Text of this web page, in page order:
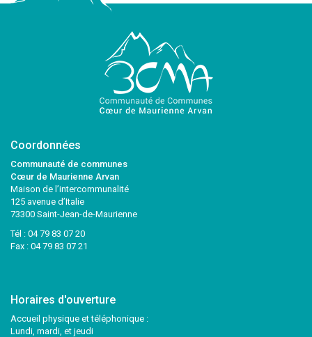
Coordonnées
Communauté de communes
Cœur de Maurienne Arvan
Maison de l’intercommunalité
125 avenue d’Italie
73300 Saint-Jean-de-Maurienne
Tél : 04 79 83 07 20
Fax : 04 79 83 07 21
Horaires d'ouverture
Accueil physique et téléphonique :
Lundi, mardi, et jeudi